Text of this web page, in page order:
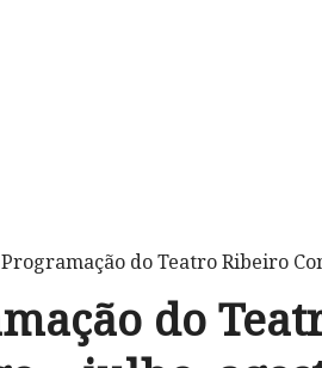
do Teatro Ribeiro
do